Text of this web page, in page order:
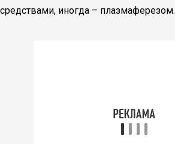
средствами, иногда – плазмаферезом.